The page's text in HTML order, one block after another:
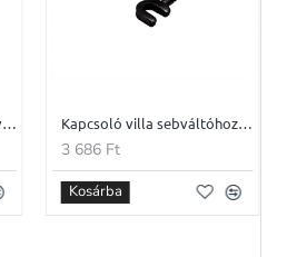
Ollórugó SIMSON S51 sebváltóhoz Kapcsoló villa sebváltóhoz SIMSON S51
3 686 Ft
Kosárba